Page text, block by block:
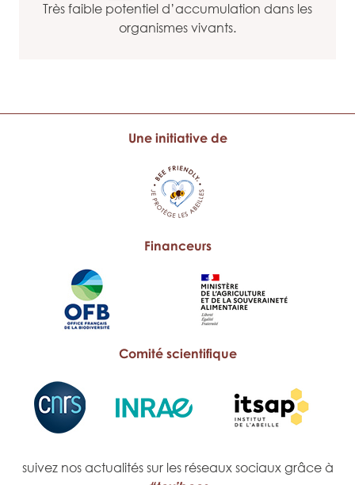
Très faible potentiel d’accumulation dans les
organismes vivants.
Une initiative de
Financeurs
Comité scientifique
suivez nos actualités sur les réseaux sociaux grâce à